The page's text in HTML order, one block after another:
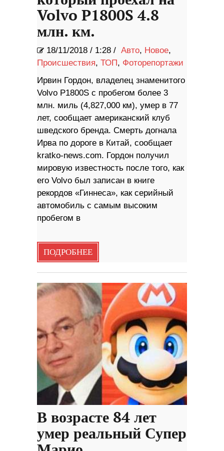
Volvo P1800S 4.8
млн. км.
18/11/2018 / 1:28 / Авто, Новое,
Происшествия, ТОП, Фоторепортажи
Ирвин Гордон, владелец знаменитого
Volvo P1800S с пробегом более 3
млн. миль (4,827,000 км), умер в 77
лет, сообщает американский клуб
шведского бренда. Смерть догнала
Ирва по дороге в Китай, сообщает
kratko-news.com. Гордон получил
мировую известность после того, как
его Volvo был записан в книге
рекордов «Гиннеса», как серийный
автомобиль с самым высоким
пробегом в
ПОДРОБНЕЕ
В возрасте 84 лет
умер реальный Супер